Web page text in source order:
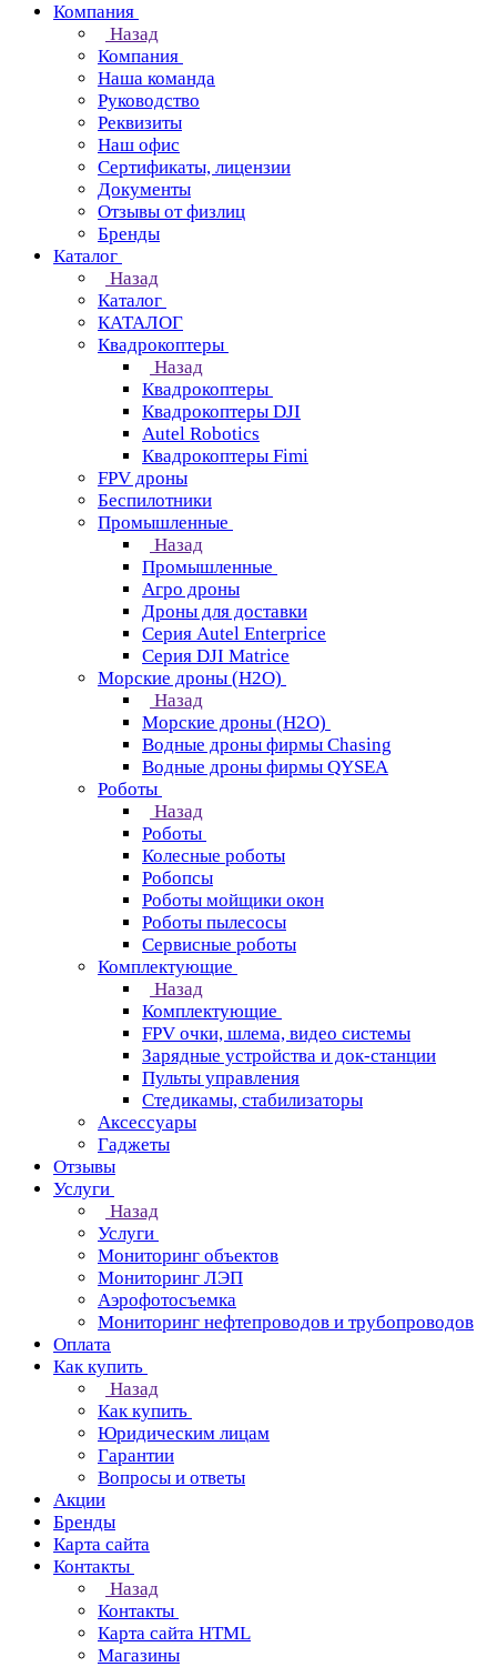
Компания
Назад
Компания
Наша команда
Руководство
Реквизиты
Наш офис
Сертификаты, лицензии
Документы
Отзывы от физлиц
Бренды
Каталог
Назад
Каталог
КАТАЛОГ
Квадрокоптеры
Назад
Квадрокоптеры
Квадрокоптеры DJI
Autel Robotics
Квадрокоптеры Fimi
FPV дроны
Беспилотники
Промышленные
Назад
Промышленные
Агро дроны
Дроны для доставки
Серия Autel Enterprice
Серия DJI Matrice
Морские дроны (H2O)
Назад
Морские дроны (H2O)
Водные дроны фирмы Chasing
Водные дроны фирмы QYSEA
Роботы
Назад
Роботы
Колесные роботы
Робопсы
Роботы мойщики окон
Роботы пылесосы
Сервисные роботы
Комплектующие
Назад
Комплектующие
FPV очки, шлема, видео системы
Зарядные устройства и док-станции
Пульты управления
Стедикамы, стабилизаторы
Аксессуары
Гаджеты
Отзывы
Услуги
Назад
Услуги
Мониторинг объектов
Мониторинг ЛЭП
Аэрофотосъемка
Мониторинг нефтепроводов и трубопроводов
Оплата
Как купить
Назад
Как купить
Юридическим лицам
Гарантии
Вопросы и ответы
Акции
Бренды
Карта сайта
Контакты
Назад
Контакты
Карта сайта HTML
Магазины